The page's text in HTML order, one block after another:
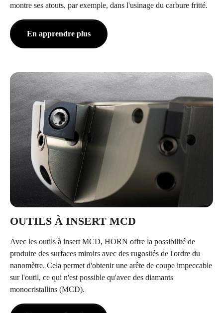
montre ses atouts, par exemple, dans l'usinage du carbure fritté.
En apprendre plus
OUTILS À INSERT MCD
Avec les outils à insert MCD, HORN offre la possibilité de
produire des surfaces miroirs avec des rugosités de l'ordre du
nanomètre. Cela permet d'obtenir une arête de coupe impeccable
sur l'outil, ce qui n'est possible qu'avec des diamants
monocristallins (MCD).